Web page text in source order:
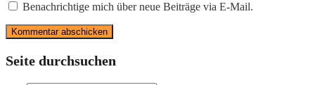
Benachrichtige mich über neue Beiträge via E-Mail.
Seite durchsuchen